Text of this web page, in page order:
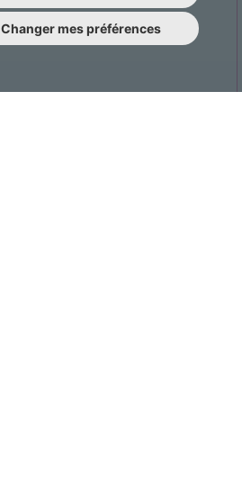
Changer mes préférences